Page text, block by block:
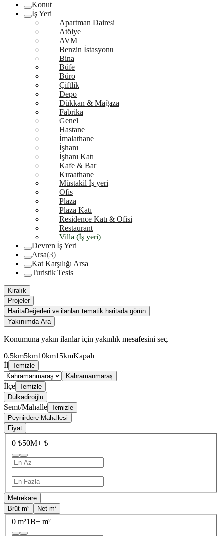
Konut
İş Yeri
Apartman Dairesi
Atölye
AVM
Benzin İstasyonu
Bina
Büfe
Büro
Çiftlik
Depo
Dükkan & Mağaza
Fabrika
Genel
Hastane
İmalathane
İşhanı
İşhanı Katı
Kafe & Bar
Kıraathane
Müstakil İş yeri
Ofis
Plaza
Plaza Katı
Residence Katı & Ofisi
Restaurant
Villa (İş yeri)
Devren İş Yeri
Arsa(3)
Kat Karşılığı Arsa
Turistik Tesis
Kiralık
Projeler
HaritaDeğerleri ve ilanları tematik haritada görün
Yakınımda Ara
Konumuna yakın ilanlar için yakınlık mesafesini seç.
0.5km5km10km15kmKapalı
İl Temizle
Kahramanmaraş
İlçe Temizle
Dulkadiroğlu
Semt/Mahalle Temizle
Peynirdere Mahallesi
Fiyat
0 ₺50M+ ₺
—
Metrekare
Brüt m²
Net m²
0 m²1B+ m²